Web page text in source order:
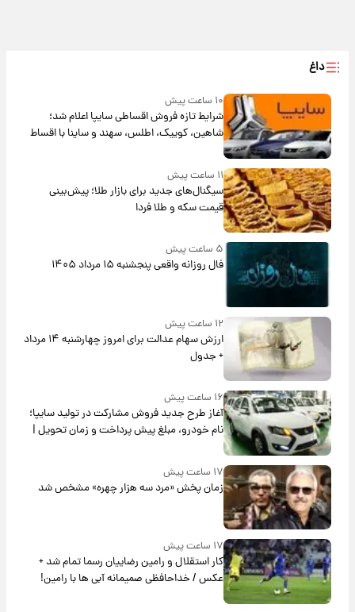
داغ
۱۰ ساعت پیش
شرایط تازه فروش اقساطی سایپا اعلام شد؛
شاهین، کوییک، اطلس، سهند و ساینا با اقساط
بلندمدت + جدول
۱۱ ساعت پیش
سیگنال‌های جدید برای بازار طلا؛ پیش‌بینی
قیمت سکه و طلا فردا
۵ ساعت پیش
فال روزانه واقعی پنجشنبه ۱۵ مرداد ۱۴۰۵
۱۲ ساعت پیش
ارزش سهام عدالت برای امروز چهارشنبه ۱۴ مرداد
+ جدول
۱۶ ساعت پیش
آغاز طرح جدید فروش مشارکت در تولید سایپا؛
نام خودرو، مبلغ پیش پرداخت و زمان تحویل |
سود مشارکت چند درصد است؟
۱۷ ساعت پیش
زمان پخش «مرد سه هزار چهره» مشخص شد
۱۷ ساعت پیش
کار استقلال و رامین رضاییان رسما تمام شد +
عکس / خداحافظی صمیمانه آبی ها با رامین!